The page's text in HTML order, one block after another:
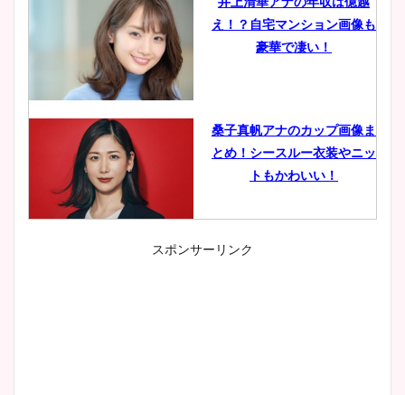
え！？自宅マンション画像も
豪華で凄い！
桑子真帆アナのカップ画像ま
とめ！シースルー衣装やニッ
トもかわいい！
小室瑛莉子のカップ画像まと
スポンサーリンク